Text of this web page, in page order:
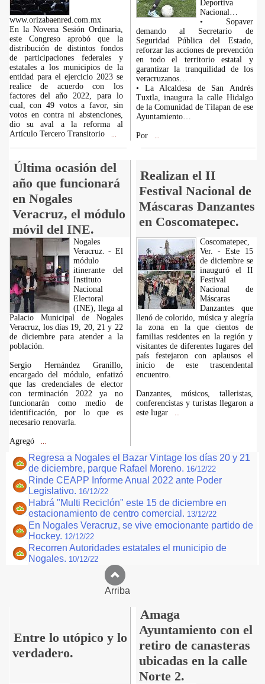
www.orizabaenred.com.mx
En la Novena Sesión Ordinaria,
este Congreso aprobó que la
distribución de distintos fondos
de participaciones federales y
estatales a los municipios de la
entidad para el ejercicio 2023 se
realice de acuerdo con los
factores del año 2022, para lo
cual, con 49 votos a favor, sin
votos en contra ni abstenciones,
dio su aval a la reforma al
Artículo Tercero Transitorio
Deportiva
Nacional…
• Sopaver
demando al Secretario de
Seguridad Pública del Estado,
reforzar las acciones de prevención
en todo el territorio estatal y
garantizar la tranquilidad de los
veracruzanos…
• La Alcaldesa de San Andrés
Tuxtla, inaugura la calle Hidalgo
de la Comunidad de Tilapan de ese
Ayuntamiento…
Por
Última ocasión del
año que funcionará
en Nogales
Veracruz, el módulo
móvil del INE.
Realizan el II
Festival Nacional de
Máscaras Danzantes
en Coscomatepec.
Nogales
Veracruz. - El
módulo
itinerante del
Instituto
Nacional
Electoral
(INE), llega al
Palacio Municipal de Nogales
Veracruz, los días 19, 20, 21 y 22
de diciembre para atender a la
población.
Sergio Hernández Granillo,
encargado del módulo, enfatizó
que las credenciales de elector
con terminación 2022 ya no
funcionarán como medio de
identificación, por lo que es
necesario renovarla.
Agregó
Coscomatepec,
Ver. - Este 15
de diciembre se
inauguró el II
Festival
Nacional de
Máscaras
Danzantes que
llenó de colorido, música y alegría
la zona en la que cientos de
familias residentes en la región y
visitantes de diferentes lugares del
país festejaron con aplausos el
inicio de este trascendental
encuentro.
Danzantes, músicos, talleristas,
conferencistas y turistas llegaron a
este lugar
Regresa a Nogales el Bazar Vintage los días 20 y 21
de diciembre, parque Rafael Moreno. 16/12/22
Rinde CEAPP Informe Anual 2022 ante Poder
Legislativo. 16/12/22
Habrá "Multi Reciclón" este 15 de diciembre en
estacionamiento de centro comercial. 13/12/22
En Nogales Veracruz, se vive emocionante partido de
Hockey. 12/12/22
Recorren Autoridades estatales el municipio de
Nogales. 10/12/22
Arriba
Entre lo utópico y lo
verdadero.
Amaga
Ayuntamiento con el
retiro de canasteras
ubicadas en la calle
Norte 2.